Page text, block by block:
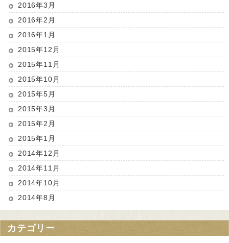
2016年3月
2016年2月
2016年1月
2015年12月
2015年11月
2015年10月
2015年5月
2015年3月
2015年2月
2015年1月
2014年12月
2014年11月
2014年10月
2014年8月
カテゴリー